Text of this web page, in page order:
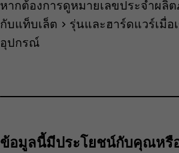
หากต้องการดูหมายเลขประจำผ
กับแท็บเล็ต > รุ่นและฮาร์ดแวร์เมื่
อุปกรณ์
ข้อมูลนี้มีประโยชน์กับคุณหรื